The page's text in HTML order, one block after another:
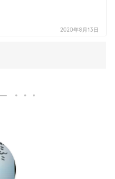
2020年8月13日